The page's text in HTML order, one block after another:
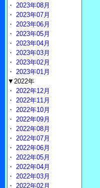
・ 2023年08月
・ 2023年07月
・ 2023年06月
・ 2023年05月
・ 2023年04月
・ 2023年03月
・ 2023年02月
・ 2023年01月
▼2022年
・ 2022年12月
・ 2022年11月
・ 2022年10月
・ 2022年09月
・ 2022年08月
・ 2022年07月
・ 2022年06月
・ 2022年05月
・ 2022年04月
・ 2022年03月
・ 2022年02月